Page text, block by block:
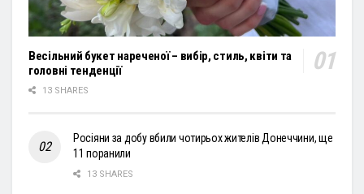
Весільний букет нареченої – вибір, стиль, квіти та
головні тенденції
13 SHARES
Росіяни за добу вбили чотирьох жителів Донеччини, ще
11 поранили
13 SHARES